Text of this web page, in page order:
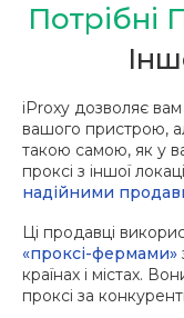
Потрібні
iProxy дозволяє вам
вашого пристрою,
такою самою, як у
проксі з іншої
надійними
Ці продавці
«проксі-фермами»
країнах і містах.
проксі за